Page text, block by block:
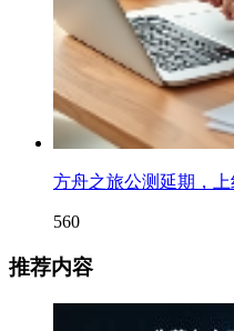
方舟之旅公测延期，
560
推荐内容